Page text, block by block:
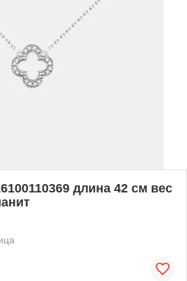
длина 42 см вес